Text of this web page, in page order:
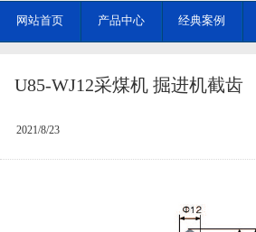
网站首页 产品中心 经典案例
U85-WJ12采煤机 掘进机截齿
2021/8/23